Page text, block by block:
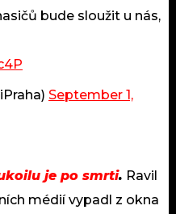
bude sloužit u nás,
September 1,
je po smrti. Ravil
médií vypadl z okna